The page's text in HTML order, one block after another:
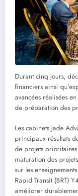
Durant cinq jours,
financiers ainsi
avancées réalisées
de préparation des
Les cabinets Jade
principaux résultats
de projets
maturation des
sur les
Rapid Transit (BRT)
améliorer